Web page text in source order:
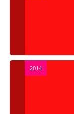
2014